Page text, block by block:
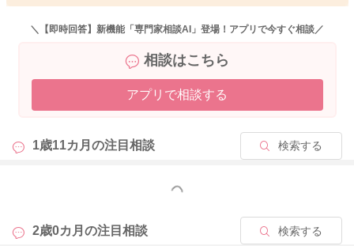
赤ちゃんの体勢により、膣のあたりに痛みを感じやすくなって
いることもあるのだろうかと思いました。
お腹の張りが増えていたり、痛みが強まることがなければ、様
子を見ていただいても良いのではないかと思います。
もしお腹の張りが増えたり、胎動で膣のあたりに痛みが強まっ
みてください。
ご心配が残る時にも、かかりつけの先生へご相談いただくのも
安心できるようになさってみてください。
よかったら参考になさってください。
＼【即時回答】新機能「専門家相談AI」登場！アプリで今すぐ相談／
相談はこちら
アプリで相談する
1歳11カ月の注目相談 検索する
もっと見る
2歳0カ月の注目相談 検索する